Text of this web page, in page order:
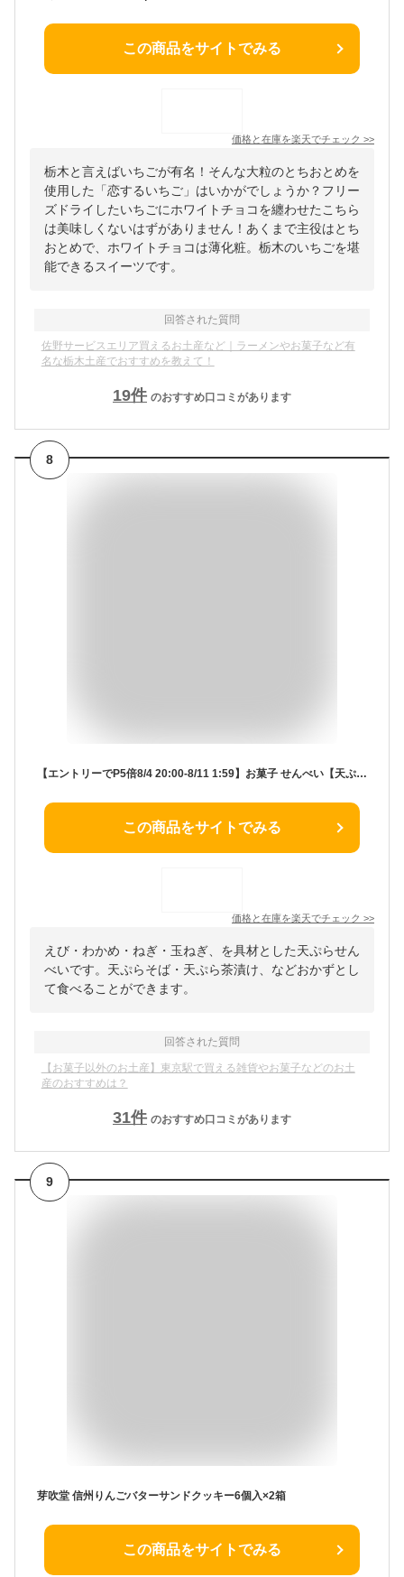
この商品をサイトでみる
価格と在庫を楽天でチェック >>
栃木と言えばいちごが有名！そんな大粒のとちおとめを
使用した「恋するいちご」はいかがでしょうか？フリー
ズドライしたいちごにホワイトチョコを纏わせたこちら
は美味しくないはずがありません！あくまで主役はとち
おとめで、ホワイトチョコは薄化粧。栃木のいちごを堪
能できるスイーツです。
回答された質問
佐野サービスエリア買えるお土産など｜ラーメンやお菓子など有
名な栃木土産でおすすめを教えて！
19件 のおすすめ口コミがあります
8
【エントリーでP5倍8/4 20:00-8/11 1:59】お菓子 せんべい【天ぷらせんべい12枚入】 築地ちとせ 和菓子 焼き菓子 煎餅 ギフト 個包装 内祝い お祝い お祝い返し 出産祝い 結婚祝い お礼 職場 退職 菓子折り ご挨拶 香典返し 快気祝い 人気 東京土産 夏ギフト 暑中見舞い
この商品をサイトでみる
価格と在庫を楽天でチェック >>
えび・わかめ・ねぎ・玉ねぎ、を具材とした天ぷらせん
べいです。天ぷらそば・天ぷら茶漬け、などおかずとし
て食べることができます。
回答された質問
【お菓子以外のお土産】東京駅で買える雑貨やお菓子などのお土
産のおすすめは？
31件 のおすすめ口コミがあります
9
芽吹堂 信州りんごバターサンドクッキー6個入×2箱
この商品をサイトでみる